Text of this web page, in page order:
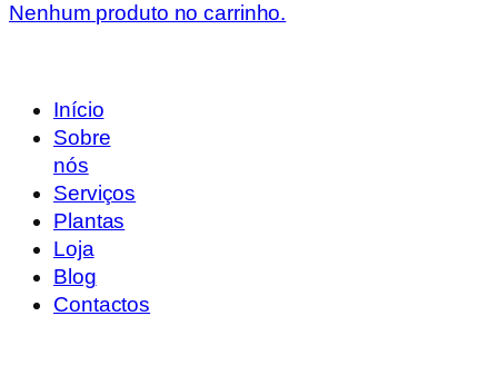
Nenhum produto no carrinho.
Início
Sobre
nós
Serviços
Plantas
Loja
Blog
Contactos